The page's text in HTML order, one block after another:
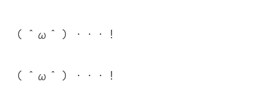
（ ＾ω＾ ）・・・！
（ ＾ω＾ ）・・・！